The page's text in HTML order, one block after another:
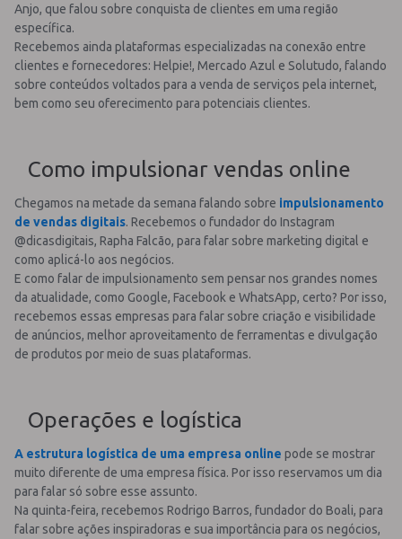
Anjo, que falou sobre conquista de clientes em uma região
específica.
Recebemos ainda plataformas especializadas na conexão entre
clientes e fornecedores: Helpie!, Mercado Azul e Solutudo, falando
sobre conteúdos voltados para a venda de serviços pela internet,
bem como seu oferecimento para potenciais clientes.
Como impulsionar vendas online
Chegamos na metade da semana falando sobre impulsionamento
de vendas digitais. Recebemos o fundador do Instagram
@dicasdigitais, Rapha Falcão, para falar sobre marketing digital e
como aplicá-lo aos negócios.
E como falar de impulsionamento sem pensar nos grandes nomes
da atualidade, como Google, Facebook e WhatsApp, certo? Por isso,
recebemos essas empresas para falar sobre criação e visibilidade
de anúncios, melhor aproveitamento de ferramentas e divulgação
de produtos por meio de suas plataformas.
Operações e logística
A estrutura logística de uma empresa online pode se mostrar
muito diferente de uma empresa física. Por isso reservamos um dia
para falar só sobre esse assunto.
Na quinta-feira, recebemos Rodrigo Barros, fundador do Boali, para
falar sobre ações inspiradoras e sua importância para os negócios,